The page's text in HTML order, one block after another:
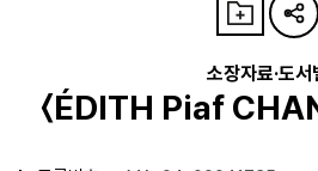
소장자료·도서
〈ÉDITH Piaf